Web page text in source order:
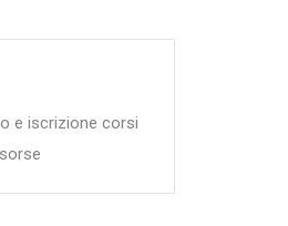
e iscrizione corsi